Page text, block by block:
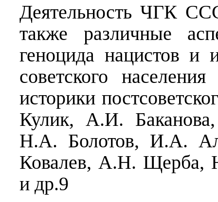
Деятельность ЧГК
также различные
геноцида нацистов и
советского
историки
Кулик, А.И.
Н.А. Болотов, И.А.
Ковалев, А.Н. Щерба,
и др.9